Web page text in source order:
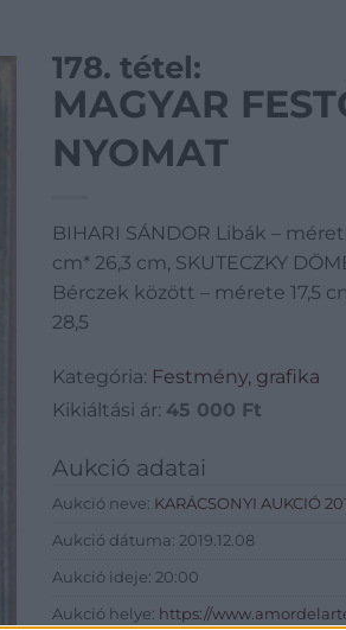
178. tétel:
MAGYAR
NYOMAT
BIHARI SÁNDOR Libák –
cm* 26,3 cm, SKUTECZKY
Bérczek között – mérete 17,5
28,5
Kategória: Festmény, grafika
Kikiáltási ár: 45 000 Ft
Aukció adatai
Aukció neve: KARÁCSONYI AUKCIÓ
Aukció dátuma: 2019.12.08
Aukció ideje: 20:00
Aukció helye: https://